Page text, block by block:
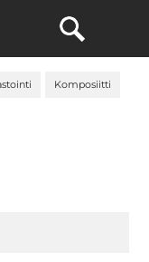
Komposiitti